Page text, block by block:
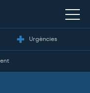
Urgències